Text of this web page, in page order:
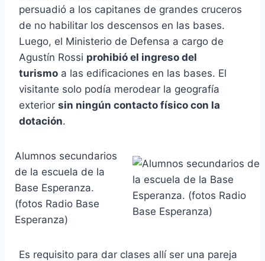
persuadió a los capitanes de grandes cruceros
de no habilitar los descensos en las bases.
Luego, el Ministerio de Defensa a cargo de
Agustín Rossi prohibió el ingreso del
turismo a las edificaciones en las bases. El
visitante solo podía merodear la geografía
exterior sin ningún contacto físico con la
dotación.
Alumnos secundarios
de la escuela de la
Base Esperanza.
(fotos Radio Base
Esperanza)
Es requisito para dar clases allí ser una pareja